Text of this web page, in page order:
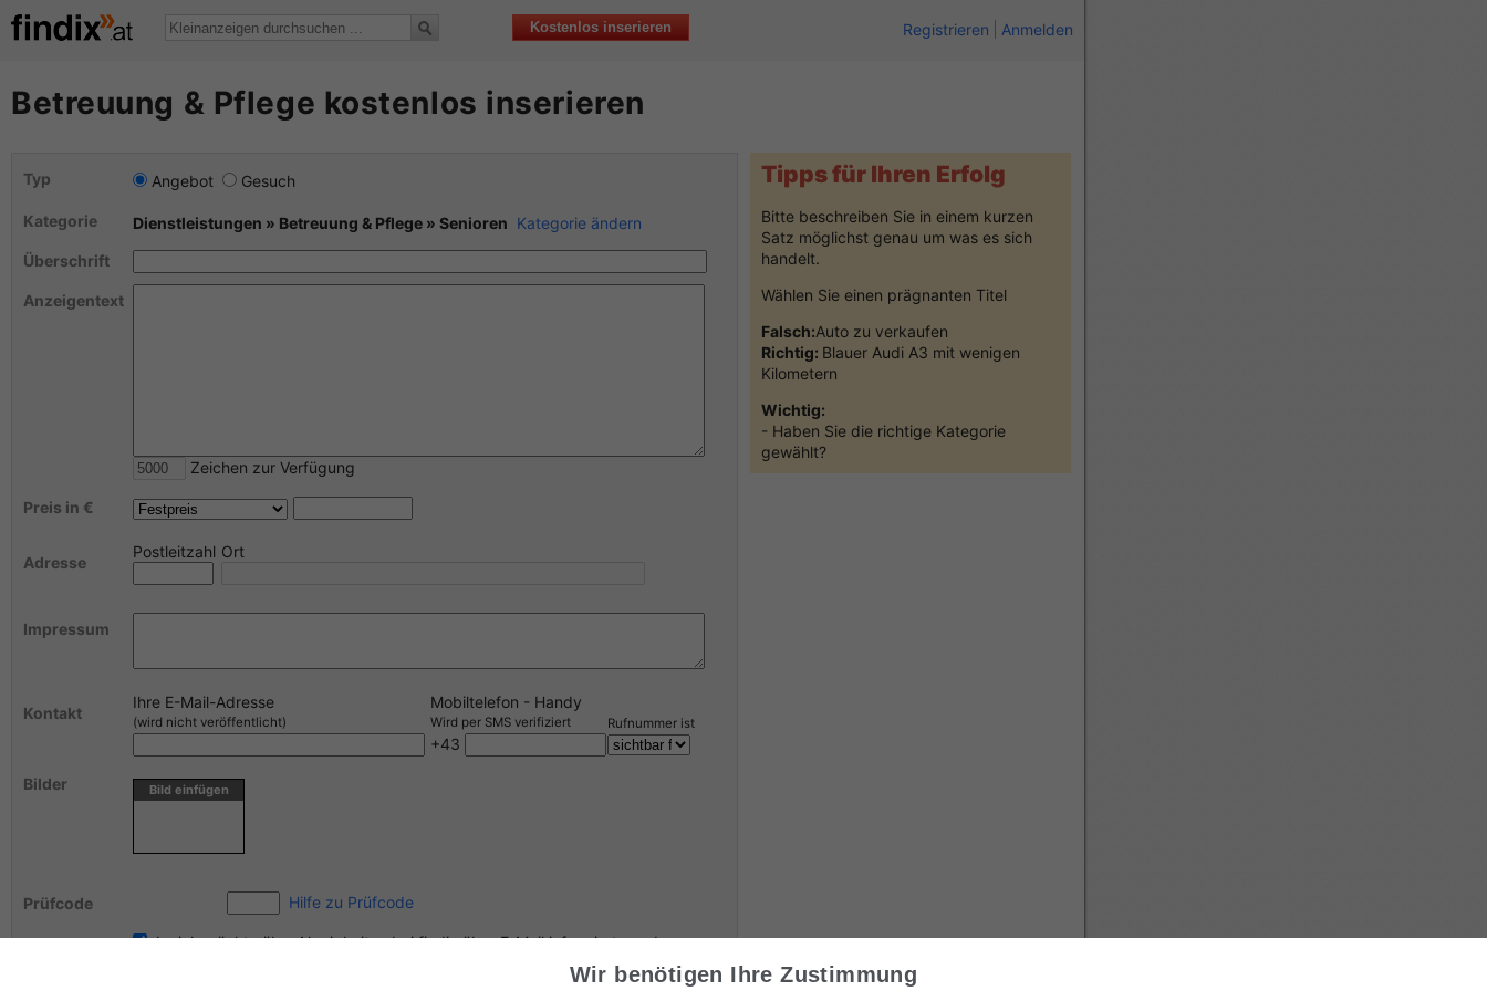
Kostenlos inserieren Registrieren Anmelden
Betreuung & Pflege kostenlos inserieren
Typ Angebot Gesuch
Kategorie Dienstleistungen » Betreuung & Pflege » Senioren Kategorie ändern
Überschrift
Anzeigentext
Zeichen zur Verfügung
Preis in €
Adresse
Postleitzahl Ort
Impressum
Kontakt
Ihre E-Mail-Adresse
(wird nicht veröffentlicht)
Mobiltelefon - Handy
Wird per SMS verifiziert
+43
Rufnummer ist
Bilder Bild einfügen
Prüfcode Hilfe zu Prüfcode
Ja, ich möchte über Neuigkeiten bei findix über E-Mail informiert werden.
und klicken Sie nachfolgend auf den Button
Tipps für Ihren Erfolg
Bitte beschreiben Sie in einem kurzen
Satz möglichst genau um was es sich
handelt.
Wählen Sie einen prägnanten Titel
Falsch:Auto zu verkaufen
Richtig: Blauer Audi A3 mit wenigen
Kilometern
Wichtig:
- Haben Sie die richtige Kategorie
gewählt?
Wir benötigen Ihre Zustimmung